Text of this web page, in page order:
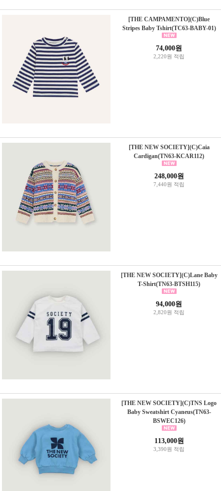
[THE CAMPAMENTO](C)Blue
Stripes Baby Tshirt(TC63-BABY-01)
74,000원
2,220원 적립
[THE NEW SOCIETY](C)Caia
Cardigan(TN63-KCAR112)
248,000원
7,440원 적립
[THE NEW SOCIETY](C)Lane Baby
T-Shirt(TN63-BTSH115)
94,000원
2,820원 적립
[THE NEW SOCIETY](C)TNS Logo
Baby Sweatshirt Cyaneus(TN63-
BSWEC126)
113,000원
3,390원 적립